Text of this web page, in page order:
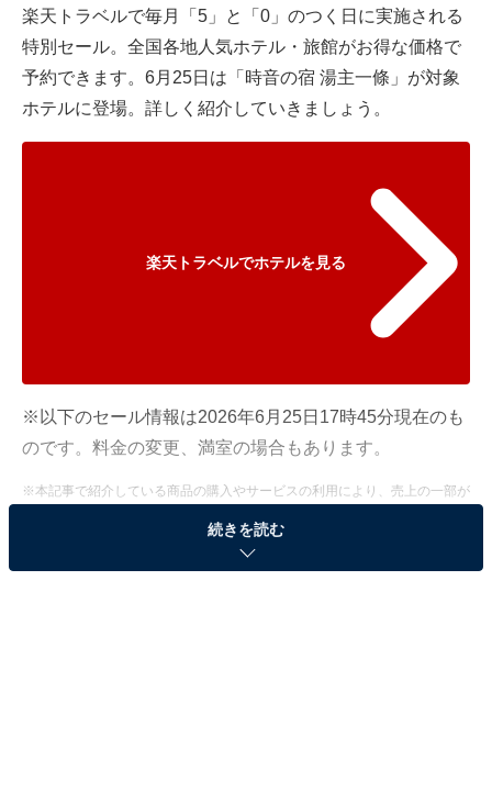
楽天トラベルで毎月「5」と「0」のつく日に実施される
特別セール。全国各地人気ホテル・旅館がお得な価格で
予約できます。6月25日は「時音の宿 湯主一條」が対象
ホテルに登場。詳しく紹介していきましょう。
楽天トラベルでホテルを見る
※以下のセール情報は2026年6月25日17時45分現在のも
のです。料金の変更、満室の場合もあります。
※本記事で紹介している商品の購入やサービスの利用により、売上の一部が
「時音の宿 湯主一條」が10％オフで登場！
続きを読む